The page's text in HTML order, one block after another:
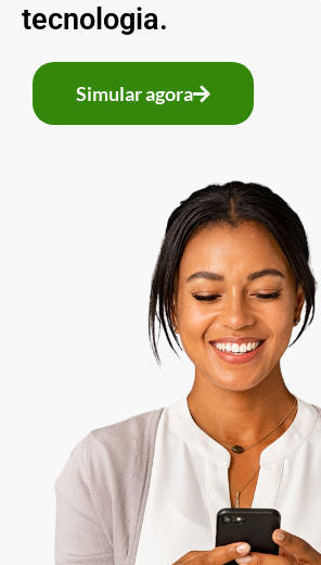
tecnologia.
Simular agora